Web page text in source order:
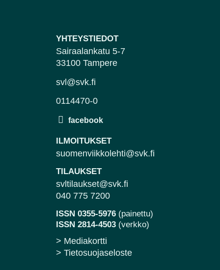
YHTEYSTIEDOT
Sairaalankatu 5-7
33100 Tampere
svl@svk.fi
0114470-0
ILMOITUKSET
suomenviikkolehti@svk.fi
TILAUKSET
svltilaukset@svk.fi
040 775 7200
ISSN 0355-5976 (painettu)
ISSN 2814-4503 (verkko)
> Mediakortti
> Tietosuojaseloste